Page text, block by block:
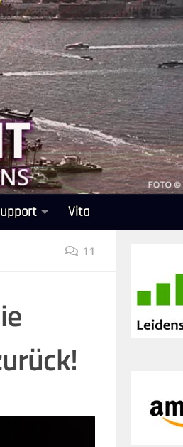
Vita
11